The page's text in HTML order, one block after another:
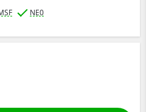
NE0